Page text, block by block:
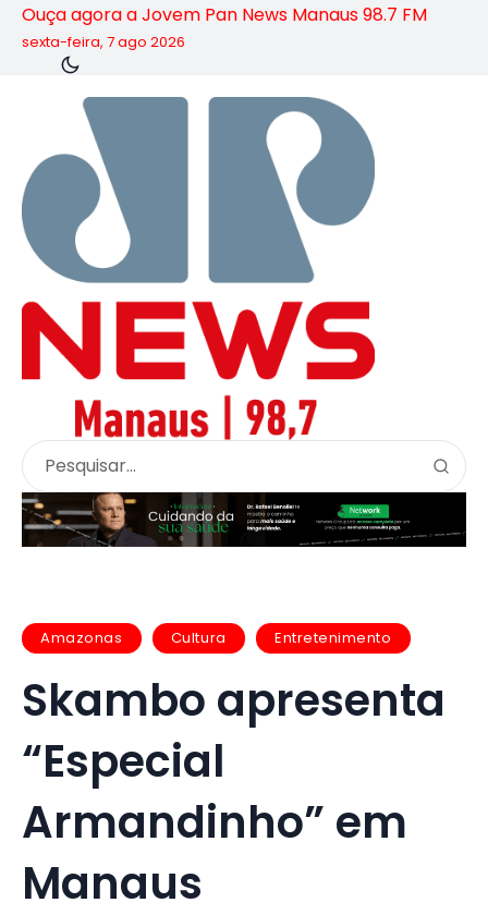
Ouça agora a Jovem Pan News Manaus 98.7 FM
sexta-feira, 7 ago 2026
Amazonas Cultura Entretenimento
Skambo apresenta
“Especial
Armandinho” em
Manaus